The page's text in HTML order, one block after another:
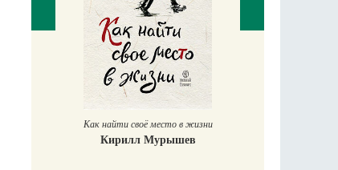
Как найти своё место в жизни
Кирилл Мурышев